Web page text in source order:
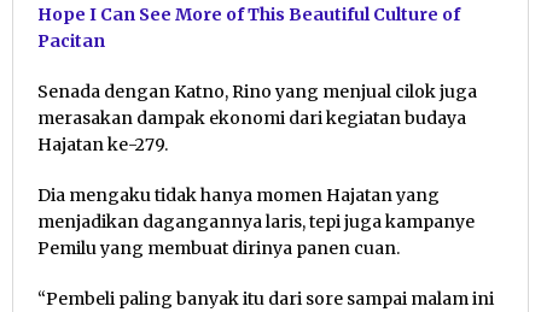
Hope I Can See More of This Beautiful Culture of
Pacitan
Senada dengan Katno, Rino yang menjual cilok juga
merasakan dampak ekonomi dari kegiatan budaya
Hajatan ke-279.
Dia mengaku tidak hanya momen Hajatan yang
menjadikan dagangannya laris, tepi juga kampanye
Pemilu yang membuat dirinya panen cuan.
“Pembeli paling banyak itu dari sore sampai malam ini